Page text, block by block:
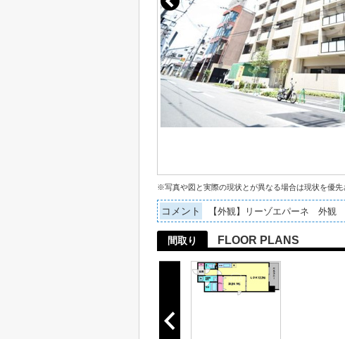
※写真や図と実際の現状とが異なる場合は現状を優先
コメント 【外観】リーゾエパーネ 外観
間取り FLOOR PLANS